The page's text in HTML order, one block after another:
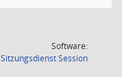
Software:
SitzungsdienstSession(Wird in